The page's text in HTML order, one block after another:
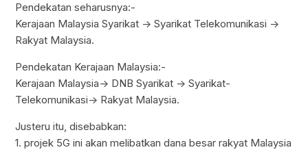
Pendekatan seharusnya:-
Kerajaan Malaysia Syarikat -> Syarikat Telekomunikasi ->
Rakyat Malaysia.
Pendekatan Kerajaan Malaysia:-
Kerajaan Malaysia-> DNB Syarikat -> Syarikat-
Telekomunikasi-> Rakyat Malaysia.
Justeru itu, disebabkan:
1. projek 5G ini akan melibatkan dana besar rakyat Malaysia